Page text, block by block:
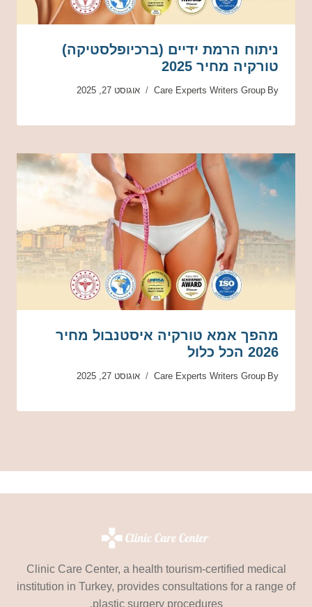
ניתוח הרמת ידיים (ברכיופלסטיקה)
טורקיה מחיר 2025
By
Care Experts Writers Group אוגוסט 27, 2025
מהפך אמא טורקיה איסטנבול מחיר
2026 הכל כלול
By
Care Experts Writers Group אוגוסט 27, 2025
Clinic Care Center, a health tourism-certified medical
institution in Turkey, provides consultations for a range of
plastic surgery procedures.